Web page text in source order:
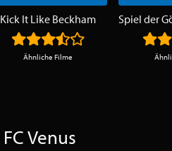
Kick It Like Beckham
Ähnliche Filme
FC Venus